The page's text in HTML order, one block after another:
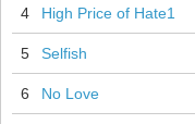
4 High Price of Hate1
5 Selfish
6 No Love